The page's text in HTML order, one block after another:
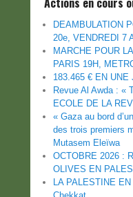
DEAMBULATION
20e, VENDREDI 7
MARCHE POUR
PARIS 19H,
183.465 € EN UNE
Revue Al Awda : «
ECOLE DE LA
« Gaza au bord
des trois premiers
Mutasem Eleïwa
OCTOBRE 2026 :
OLIVES EN
LA PALESTINE